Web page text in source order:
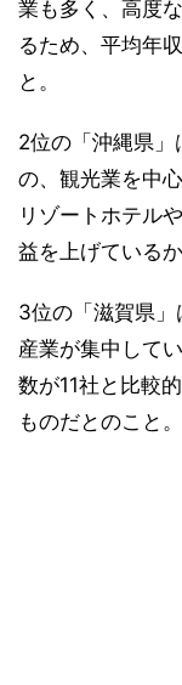
業も多く、高度
るため、平均年
と。
2位の「沖縄県
の、観光業を中
リゾートホテル
益を上げている
3位の「滋賀県
産業が集中して
数が11社と比較
ものだとのこと。